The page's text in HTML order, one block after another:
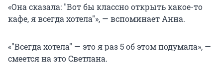
«Она сказала: "Вот бы классно открыть какое-то
кафе, я всегда хотела"», — вспоминает Анна.
«"Всегда хотела" — это я раз 5 об этом подумала», —
смеется на это Светлана.